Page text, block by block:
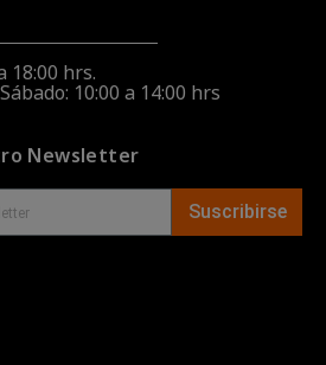
18:00 hrs.
10:00 a 14:00 hrs
Newsletter
Suscribirse